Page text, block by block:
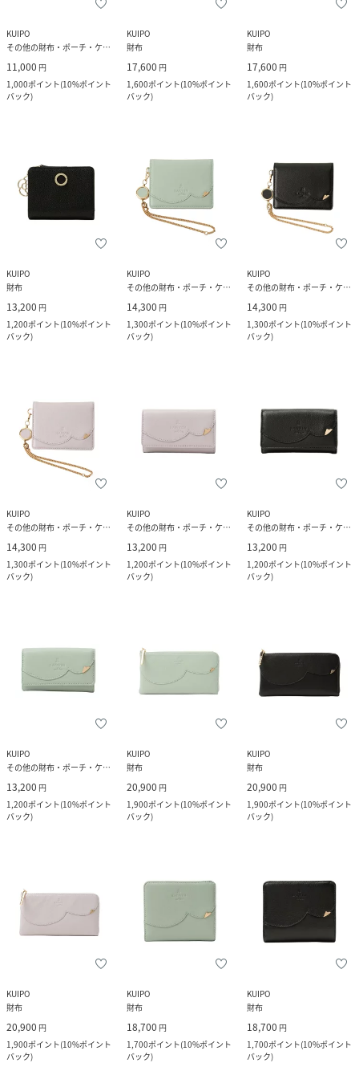
KUIPO
その他の財布・ポーチ・ケース
11,000 円
1,000ポイント(10%ポイント
バック)
KUIPO
財布
17,600 円
1,600ポイント(10%ポイント
バック)
KUIPO
財布
17,600 円
1,600ポイント(10%ポイント
バック)
KUIPO
財布
13,200 円
1,200ポイント(10%ポイント
バック)
KUIPO
その他の財布・ポーチ・ケース
14,300 円
1,300ポイント(10%ポイント
バック)
KUIPO
その他の財布・ポーチ・ケース
14,300 円
1,300ポイント(10%ポイント
バック)
KUIPO
その他の財布・ポーチ・ケース
14,300 円
1,300ポイント(10%ポイント
バック)
KUIPO
その他の財布・ポーチ・ケース
13,200 円
1,200ポイント(10%ポイント
バック)
KUIPO
その他の財布・ポーチ・ケース
13,200 円
1,200ポイント(10%ポイント
バック)
KUIPO
その他の財布・ポーチ・ケース
13,200 円
1,200ポイント(10%ポイント
バック)
KUIPO
財布
20,900 円
1,900ポイント(10%ポイント
バック)
KUIPO
財布
20,900 円
1,900ポイント(10%ポイント
バック)
KUIPO
財布
20,900 円
1,900ポイント(10%ポイント
バック)
KUIPO
財布
18,700 円
1,700ポイント(10%ポイント
バック)
KUIPO
財布
18,700 円
1,700ポイント(10%ポイント
バック)